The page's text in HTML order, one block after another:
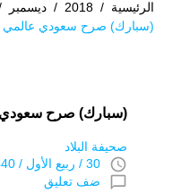
الرئيسية /
2018
/ ديسمبر
(سبارك) صرح سعودي عالمي
(سبارك) صرح سعودي
صحيفة البلاد
access_time 30 / ربيع اﻷول / 1440 هـ 8 ديسمبر 2018
chat_bubble_outline ضف تعليق